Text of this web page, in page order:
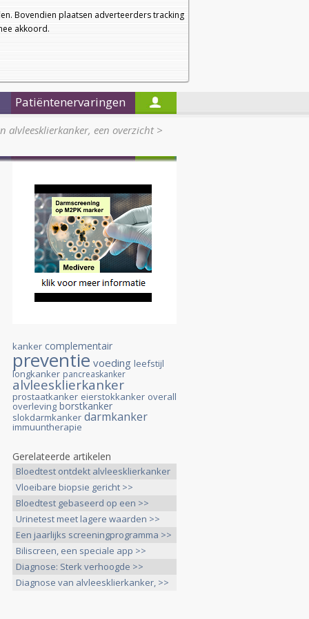
Bovendien plaatsen adverteerders tracking
akkoord.
a
a
Nieuwsbrief
Startpagina
Patiëntenervaringen
alvleesklierkanker, een overzicht>
kanker complementair
preventie voeding leefstijl
longkanker pancreaskanker
alvleesklierkanker
prostaatkanker eierstokkanker overall
overleving borstkanker
slokdarmkanker darmkanker
immuuntherapie
Gerelateerde artikelen
Bloedtest ontdekt alvleesklierkanker
>>
Vloeibare biopsie gericht >>
Bloedtest gebaseerd op een >>
Urinetest meet lagere waarden >>
Een jaarlijks screeningprogramma >>
Biliscreen, een speciale app >>
Diagnose: Sterk verhoogde >>
Diagnose van alvleesklierkanker, >>